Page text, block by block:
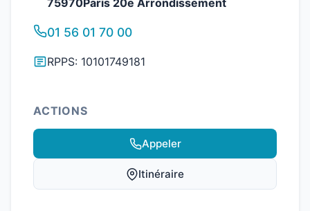
75970Paris 20e Arrondissement
01 56 01 70 00
RPPS: 10101749181
ACTIONS
Appeler
Itinéraire